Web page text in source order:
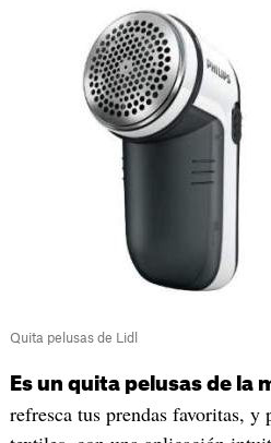
Quita pelusas de Lidl
Es un quita pelusas de la
refresca tus prendas favoritas,